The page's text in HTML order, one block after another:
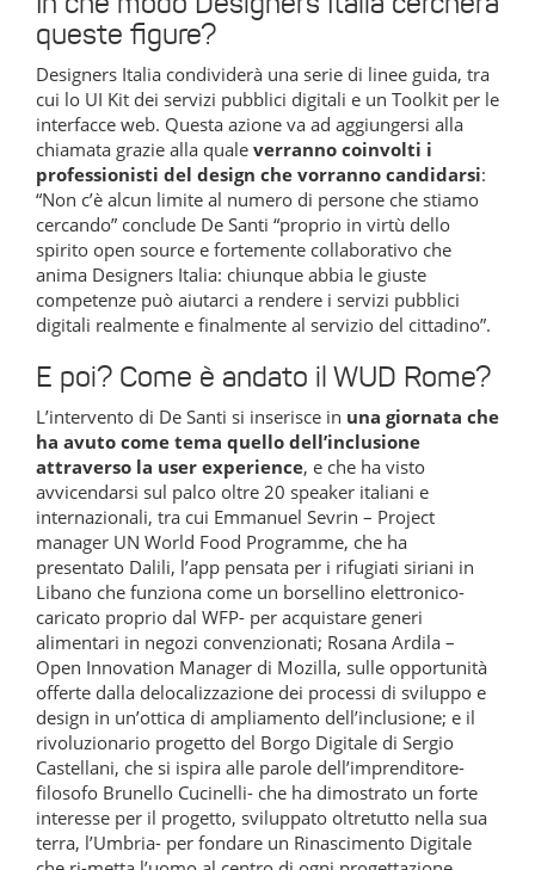
queste figure?
Designers Italia condividerà una serie di linee guida, tra
cui lo UI Kit dei servizi pubblici digitali e un Toolkit per le
interfacce web. Questa azione va ad aggiungersi alla
chiamata grazie alla quale verranno coinvolti i
professionisti del design che vorranno candidarsi:
“Non c’è alcun limite al numero di persone che stiamo
cercando” conclude De Santi “proprio in virtù dello
spirito open source e fortemente collaborativo che
anima Designers Italia: chiunque abbia le giuste
competenze può aiutarci a rendere i servizi pubblici
digitali realmente e finalmente al servizio del cittadino”.
E poi? Come è andato il WUD Rome?
L’intervento di De Santi si inserisce in una giornata che
ha avuto come tema quello dell’inclusione
attraverso la user experience, e che ha visto
avvicendarsi sul palco oltre 20 speaker italiani e
internazionali, tra cui Emmanuel Sevrin – Project
manager UN World Food Programme, che ha
presentato Dalili, l’app pensata per i rifugiati siriani in
Libano che funziona come un borsellino elettronico-
caricato proprio dal WFP- per acquistare generi
alimentari in negozi convenzionati; Rosana Ardila –
Open Innovation Manager di Mozilla, sulle opportunità
offerte dalla delocalizzazione dei processi di sviluppo e
design in un’ottica di ampliamento dell’inclusione; e il
rivoluzionario progetto del Borgo Digitale di Sergio
Castellani, che si ispira alle parole dell’imprenditore-
filosofo Brunello Cucinelli- che ha dimostrato un forte
interesse per il progetto, sviluppato oltretutto nella sua
terra, l’Umbria- per fondare un Rinascimento Digitale